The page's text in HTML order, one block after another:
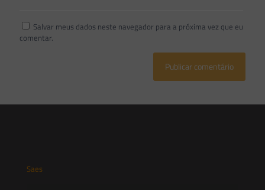
Salvar meus dados neste navegador para a próxima vez que eu
comentar.
Saes